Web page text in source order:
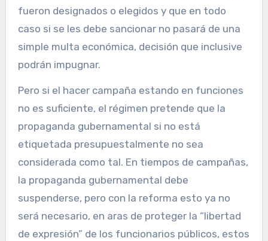
fueron designados o elegidos y que en todo
caso si se les debe sancionar no pasará de una
simple multa económica, decisión que inclusive
podrán impugnar.
Pero si el hacer campaña estando en funciones
no es suficiente, el régimen pretende que la
propaganda gubernamental si no está
etiquetada presupuestalmente no sea
considerada como tal. En tiempos de campañas,
la propaganda gubernamental debe
suspenderse, pero con la reforma esto ya no
será necesario, en aras de proteger la “libertad
de expresión” de los funcionarios públicos, estos